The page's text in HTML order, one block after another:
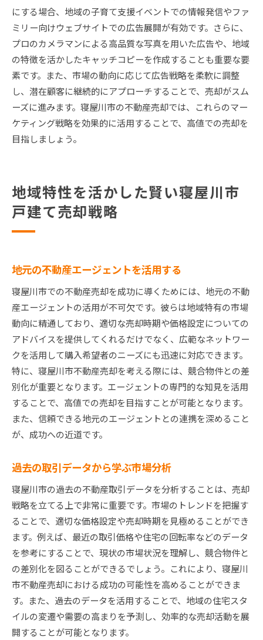
にする場合、地域の子育て支援イベントでの情報発信やファ
ミリー向けウェブサイトでの広告展開が有効です。さらに、
プロのカメラマンによる高品質な写真を用いた広告や、地域
の特徴を活かしたキャッチコピーを作成することも重要な要
素です。また、市場の動向に応じて広告戦略を柔軟に調整
し、潜在顧客に継続的にアプローチすることで、売却がスム
ーズに進みます。寝屋川市の不動産売却では、これらのマー
ケティング戦略を効果的に活用することで、高値での売却を
目指しましょう。
地域特性を活かした賢い寝屋川市
戸建て売却戦略
地元の不動産エージェントを活用する
寝屋川市での不動産売却を成功に導くためには、地元の不動
産エージェントの活用が不可欠です。彼らは地域特有の市場
動向に精通しており、適切な売却時期や価格設定についての
アドバイスを提供してくれるだけでなく、広範なネットワー
クを活用して購入希望者のニーズにも迅速に対応できます。
特に、寝屋川市不動産売却を考える際には、競合物件との差
別化が重要となります。エージェントの専門的な知見を活用
することで、高値での売却を目指すことが可能となります。
また、信頼できる地元のエージェントとの連携を深めること
が、成功への近道です。
過去の取引データから学ぶ市場分析
寝屋川市の過去の不動産取引データを分析することは、売却
戦略を立てる上で非常に重要です。市場のトレンドを把握す
ることで、適切な価格設定や売却時期を見極めることができ
ます。例えば、最近の取引価格や住宅の回転率などのデータ
を参考にすることで、現状の市場状況を理解し、競合物件と
の差別化を図ることができるでしょう。これにより、寝屋川
市不動産売却における成功の可能性を高めることができま
す。また、過去のデータを活用することで、地域の住宅スタ
イルの変遷や需要の高まりを予測し、効率的な売却活動を展
開することが可能となります。